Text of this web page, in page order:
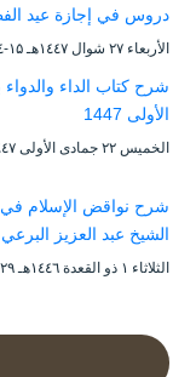
دروس في إجازة عيد الفطر
الأربعاء ۲۷ شوال ۱٤٤۷هـ ۱۵-٤-۲۰۲٦م
الأولى 1447
الخميس ۲۲ جمادى الأولى ۱٤٤۷هـ ۱۳-۱۱-۲۰۲۵م
الشيخ عبد العزيز البرعي
الثلاثاء ۱ ذو القعدة ۱٤٤٦هـ ۲۹-٤-۲۰۲۵م